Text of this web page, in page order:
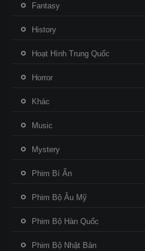
Fantasy
History
Hoạt Hình Trung Quốc
Horror
Khác
Music
Mystery
Phim Bí Ẩn
Phim Bộ Âu Mỹ
Phim Bộ Hàn Quốc
Phim Bộ Nhật Bản